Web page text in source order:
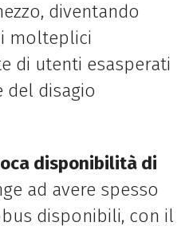
diventando
molteplici
di utenti esasperati
del disagio
disponibilità di
ad avere spesso
disponibili, con il